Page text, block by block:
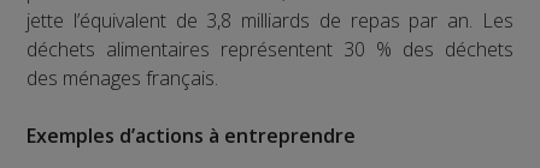
jette l’équivalent de 3,8 milliards de repas par an. Les
déchets alimentaires représentent 30 % des déchets
des ménages français.
Exemples d’actions à entreprendre